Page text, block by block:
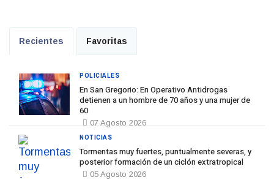
Recientes Favoritas
En San Gregorio: En Operativo Antidrogas
detienen a un hombre de 70 años y una mujer de
60
07 Agosto 2026
POLICIALES
Tormentas muy fuertes, puntualmente severas, y
posterior formación de un ciclón extratropical
05 Agosto 2026
NOTICIAS